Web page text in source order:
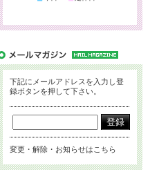
下記にメールアドレスを入力し登
録ボタンを押して下さい。
変更・解除・お知らせはこちら